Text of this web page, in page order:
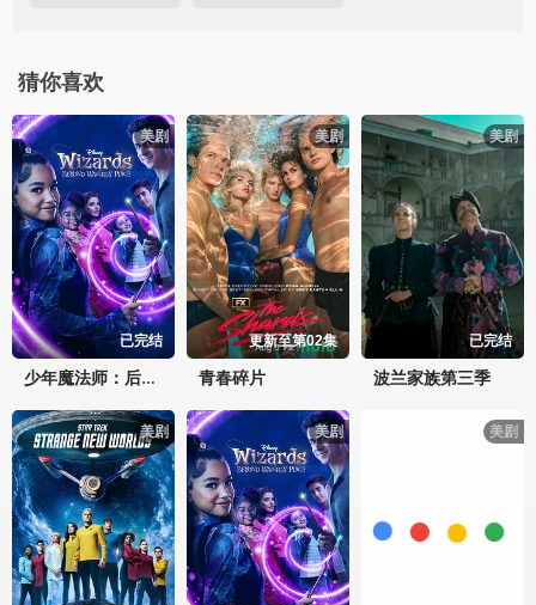
猜你喜欢
美剧
已完结
少年魔法师：后继者第三季
美剧
更新至第02集
青春碎片
美剧
已完结
波兰家族第三季
美剧 美剧 美剧